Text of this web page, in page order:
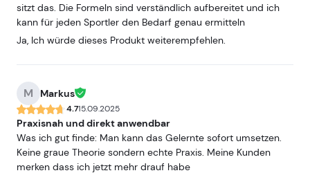
sitzt das. Die Formeln sind verständlich aufbereitet und ich
kann für jeden Sportler den Bedarf genau ermitteln
Ja, Ich würde dieses Produkt weiterempfehlen.
M Markus
4.715.09.2025
Praxisnah und direkt anwendbar
Was ich gut finde: Man kann das Gelernte sofort umsetzen.
Keine graue Theorie sondern echte Praxis. Meine Kunden
merken dass ich jetzt mehr drauf habe